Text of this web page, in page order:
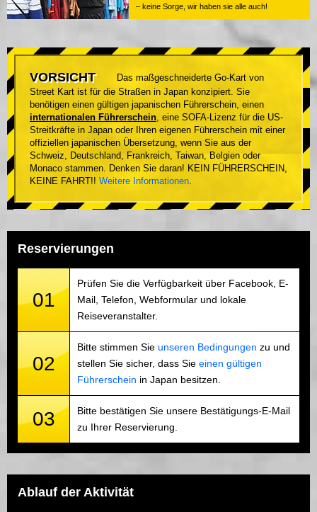
– keine Sorge, wir haben sie alle auch!
VORSICHT
Das maßgeschneiderte Go-Kart von
Street Kart ist für die Straßen in Japan konzipiert. Sie
benötigen einen gültigen japanischen Führerschein, einen
internationalen Führerschein , eine SOFA-Lizenz für die US-
Streitkräfte in Japan oder Ihren eigenen Führerschein mit einer
offiziellen japanischen Übersetzung, wenn Sie aus der
Schweiz, Deutschland, Frankreich, Taiwan, Belgien oder
Monaco stammen. Denken Sie daran! KEIN FÜHRERSCHEIN,
KEINE FAHRT!! Weitere Informationen
Reservierungen
01
Prüfen Sie die Verfügbarkeit über Facebook, E-
Mail, Telefon, Webformular und lokale
Reiseveranstalter.
02
Bitte stimmen Sie unseren Bedingungen zu und
stellen Sie sicher, dass Sie einen gültigen
Führerschein in Japan besitzen.
03
Bitte bestätigen Sie unsere Bestätigungs-E-Mail
zu Ihrer Reservierung.
Ablauf der Aktivität